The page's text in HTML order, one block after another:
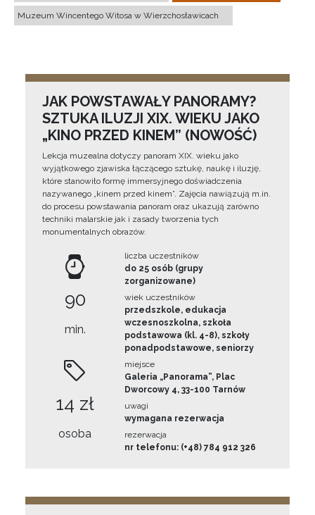
Muzeum Wincentego Witosa w Wierzchosławicach
JAK POWSTAWAŁY PANORAMY?
SZTUKA ILUZJI XIX. WIEKU JAKO
„KINO PRZED KINEM” (NOWOŚĆ)
Lekcja muzealna dotyczy panoram XIX. wieku jako
wyjątkowego zjawiska łączącego sztukę, naukę i iluzję,
które stanowiło formę immersyjnego doświadczenia
nazywanego „kinem przed kinem”. Zajęcia nawiązują m.in.
do procesu powstawania panoram oraz ukazują zarówno
techniki malarskie jak i zasady tworzenia tych
monumentalnych obrazów.
90
min.
14 zł
osoba
liczba uczestników
do 25 osób (grupy
zorganizowane)
wiek uczestników
przedszkole, edukacja
wczesnoszkolna, szkoła
podstawowa (kl. 4-8), szkoły
ponadpodstawowe, seniorzy
miejsce
Galeria „Panorama”, Plac
Dworcowy 4, 33-100 Tarnów
uwagi
wymagana rezerwacja
rezerwacja
nr telefonu: (+48) 784 912 326